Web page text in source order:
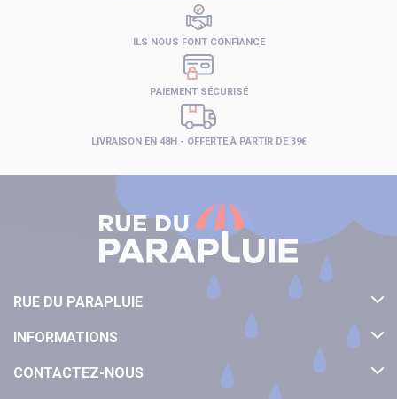
LIVRAISON EN 48H - OFFERTE À PARTIR DE 39€
PAIEMENT SÉCURISÉ
ILS NOUS FONT CONFIANCE
RUE DU PARAPLUIE
INFORMATIONS
CONTACTEZ-NOUS